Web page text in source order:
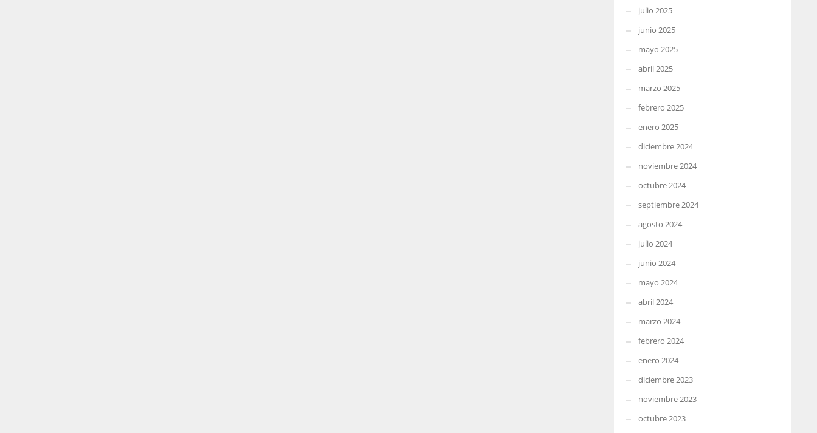
julio 2025
junio 2025
mayo 2025
abril 2025
marzo 2025
febrero 2025
enero 2025
diciembre 2024
noviembre 2024
octubre 2024
septiembre 2024
agosto 2024
julio 2024
junio 2024
mayo 2024
abril 2024
marzo 2024
febrero 2024
enero 2024
diciembre 2023
noviembre 2023
octubre 2023